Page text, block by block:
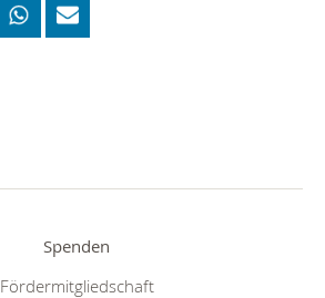
Spenden
Fördermitgliedschaft